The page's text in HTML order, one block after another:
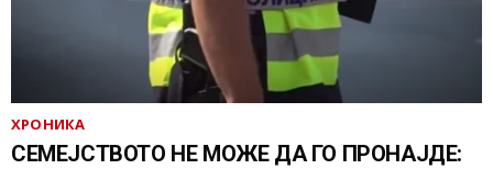
ХРОНИКА
СЕМЕЈСТВОТО НЕ МОЖЕ ДА ГО ПРОНАЈДЕ: